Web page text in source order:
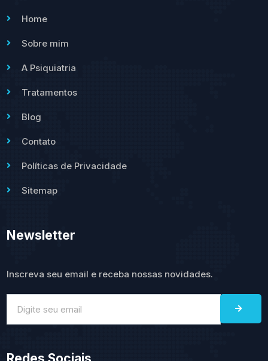
Home
Sobre mim
A Psiquiatria
Tratamentos
Blog
Contato
Políticas de Privacidade
Sitemap
Newsletter
Inscreva seu email e receba nossas novidades.